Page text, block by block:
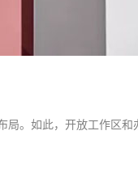
局。如此，开放工作区和